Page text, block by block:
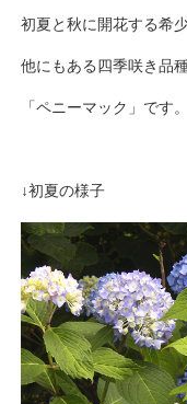
初夏と秋に開花する希
他にもある四季咲き品
「ペニーマック」です。
↓初夏の様子